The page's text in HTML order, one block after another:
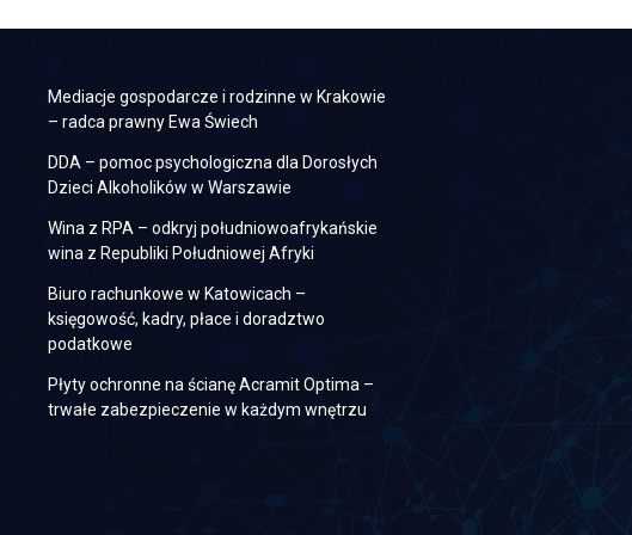
Mediacje gospodarcze i rodzinne w Krakowie
– radca prawny Ewa Świech
DDA – pomoc psychologiczna dla Dorosłych
Dzieci Alkoholików w Warszawie
Wina z RPA – odkryj południowoafrykańskie
wina z Republiki Południowej Afryki
Biuro rachunkowe w Katowicach –
księgowość, kadry, płace i doradztwo
podatkowe
Płyty ochronne na ścianę Acramit Optima –
trwałe zabezpieczenie w każdym wnętrzu